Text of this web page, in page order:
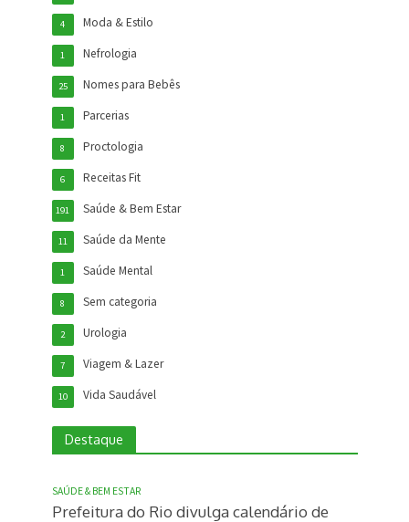
Moda & Estilo
4
Nefrologia
1
Nomes para Bebês
25
Parcerias
1
Proctologia
8
Receitas Fit
6
Saúde & Bem Estar
191
Saúde da Mente
11
Saúde Mental
1
Sem categoria
8
Urologia
2
Viagem & Lazer
7
Vida Saudável
10
Destaque
SAÚDE & BEM ESTAR
Prefeitura do Rio divulga calendário de